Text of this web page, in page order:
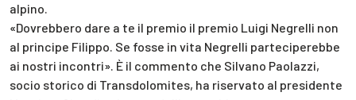
alpino.
«Dovrebbero dare a te il premio il premio Luigi Negrelli non
al principe Filippo. Se fosse in vita Negrelli parteciperebbe
ai nostri incontri». È il commento che Silvano Paolazzi,
socio storico di Transdolomites, ha riservato al presidente